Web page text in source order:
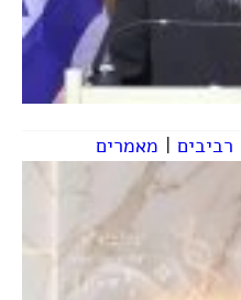
רביבים | מאמרים